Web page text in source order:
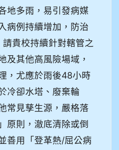
地多雨，易引發病媒
病例持續增加，防治
貴校持續針對轄管之
及其他高風險場域，
，尤應於雨後48小時
冷卻水塔、廢棄輪
常見孳生源，嚴格落
原則，澈底清除或倒
善用「登革熱/屈公病